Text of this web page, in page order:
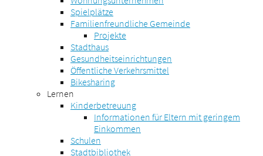
Spielplätze
Familienfreundliche Gemeinde
Projekte
Stadthaus
Gesundheitseinrichtungen
Öffentliche Verkehrsmittel
Bikesharing
Lernen
Kinderbetreuung
Informationen für Eltern mit geringem
Einkommen
Schulen
Stadtbibliothek